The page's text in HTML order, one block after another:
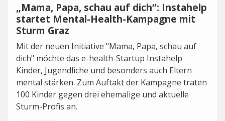
„Mama, Papa, schau auf dich“: Instahelp
startet Mental-Health-Kampagne mit
Sturm Graz
Mit der neuen Initiative "Mama, Papa, schau auf
dich" möchte das e-health-Startup Instahelp
Kinder, Jugendliche und besonders auch Eltern
mental stärken. Zum Auftakt der Kampagne traten
100 Kinder gegen drei ehemalige und aktuelle
Sturm-Profis an.